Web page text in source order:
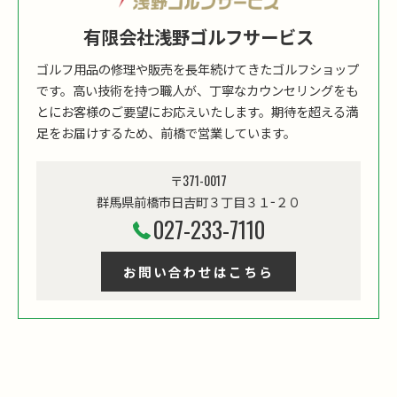
有限会社浅野ゴルフサービス
ゴルフ用品の修理や販売を長年続けてきたゴルフショップ
です。高い技術を持つ職人が、丁寧なカウンセリングをも
とにお客様のご要望にお応えいたします。期待を超える満
足をお届けするため、前橋で営業しています。
〒371-0017
群馬県前橋市日吉町３丁目３１−２０
027-233-7110
お問い合わせはこちら